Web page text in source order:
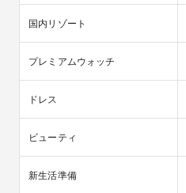
国内リゾート
プレミアムウォッチ
ドレス
ビューティ
新生活準備